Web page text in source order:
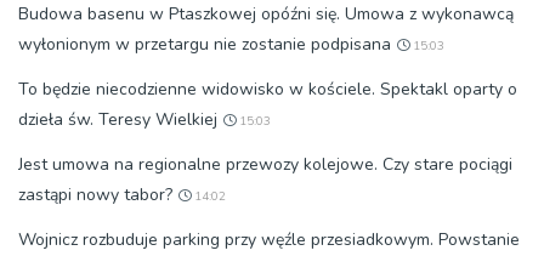
Budowa basenu w Ptaszkowej opóźni się. Umowa z wykonawcą
wyłonionym w przetargu nie zostanie podpisana
15:03
To będzie niecodzienne widowisko w kościele. Spektakl oparty o
dzieła św. Teresy Wielkiej
15:03
Jest umowa na regionalne przewozy kolejowe. Czy stare pociągi
zastąpi nowy tabor?
14:02
Wojnicz rozbuduje parking przy węźle przesiadkowym. Powstanie